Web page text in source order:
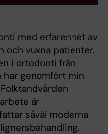
med erfarenhet av
och vuxna patienter.
i ortodonti från
har genomfört min
är
såväl moderna